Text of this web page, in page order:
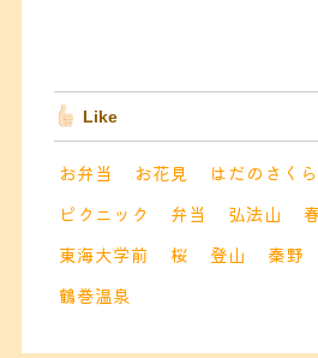
Like
お弁当 お花見 はだのさく
ピクニック
弁当 弘法山
東海大学前
桜 登山 秦野
鶴巻温泉